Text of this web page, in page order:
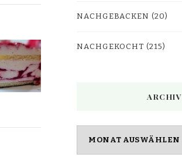
NACHGEBACKEN (20)
NACHGEKOCHT (215)
ARCHIV